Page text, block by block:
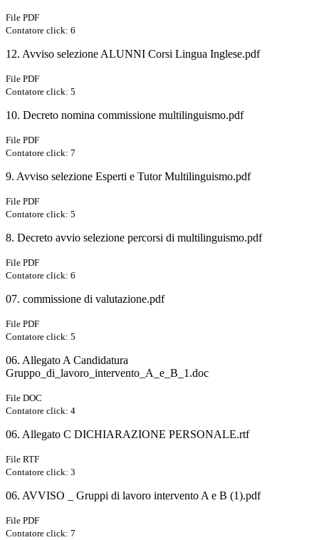
File PDF
Contatore click: 6
12. Avviso selezione ALUNNI Corsi Lingua Inglese.pdf
File PDF
Contatore click: 5
10. Decreto nomina commissione multilinguismo.pdf
File PDF
Contatore click: 7
9. Avviso selezione Esperti e Tutor Multilinguismo.pdf
File PDF
Contatore click: 5
8. Decreto avvio selezione percorsi di multilinguismo.pdf
File PDF
Contatore click: 6
07. commissione di valutazione.pdf
File PDF
Contatore click: 5
06. Allegato A Candidatura
Gruppo_di_lavoro_intervento_A_e_B_1.doc
File DOC
Contatore click: 4
06. Allegato C DICHIARAZIONE PERSONALE.rtf
File RTF
Contatore click: 3
06. AVVISO _ Gruppi di lavoro intervento A e B (1).pdf
File PDF
Contatore click: 7